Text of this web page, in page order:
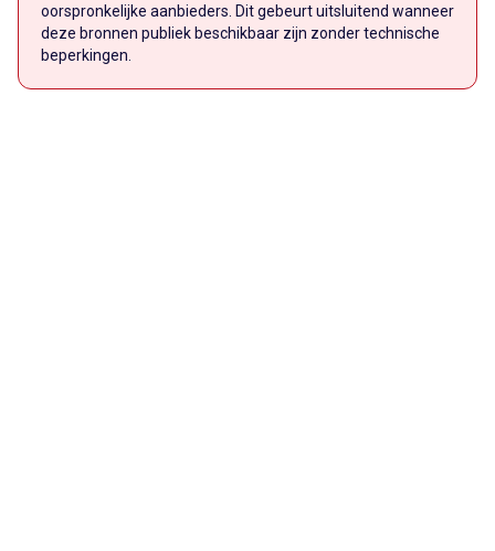
oorspronkelijke aanbieders. Dit gebeurt uitsluitend wanneer
deze bronnen publiek beschikbaar zijn zonder technische
beperkingen.